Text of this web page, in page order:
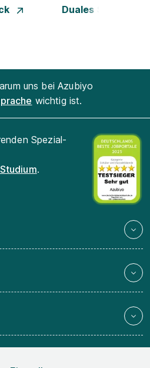
Duales Studium
uns bei Azubiyo
wichtig ist.
Spezial-
.